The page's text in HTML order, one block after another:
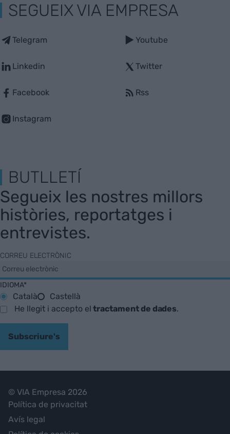
SEGUEIX VIA EMPRESA
Telegram
Linkedin
Facebook
Instagram
Youtube
Twitter
Rss
BUTLLETÍ
Segueix les nostres millors
històries, reportatges i
entrevistes.
CORREU ELECTRÒNIC
IDIOMA*
Català
Castellà
He llegit i accepto eltractament de dades.
Subscriure's
© VIA Empresa 2026
Política de privacitat
Avís legal